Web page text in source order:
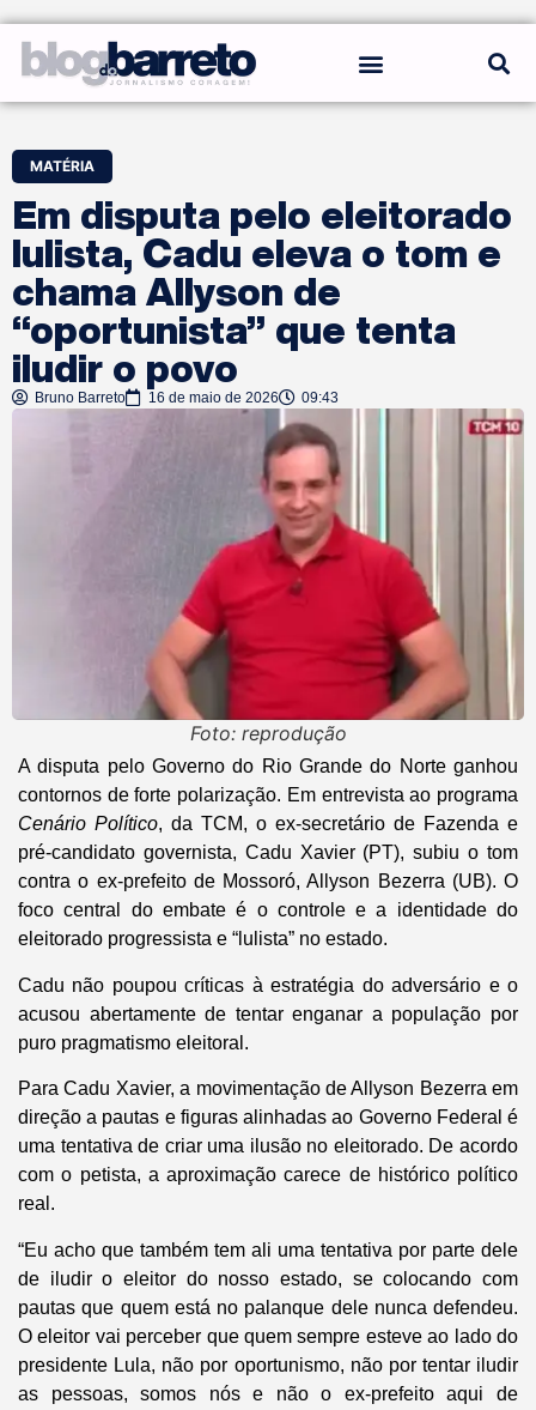
MATÉRIA
Em disputa pelo eleitorado
lulista, Cadu eleva o tom e
chama Allyson de
“oportunista” que tenta
iludir o povo
Bruno Barreto 16 de maio de 2026 09:43
Foto: reprodução
A disputa pelo Governo do Rio Grande do Norte ganhou
contornos de forte polarização. Em entrevista ao programa
Cenário Político, da TCM, o ex-secretário de Fazenda e
pré-candidato governista, Cadu Xavier (PT), subiu o tom
contra o ex-prefeito de Mossoró, Allyson Bezerra (UB). O
foco central do embate é o controle e a identidade do
eleitorado progressista e “lulista” no estado.
Cadu não poupou críticas à estratégia do adversário e o
acusou abertamente de tentar enganar a população por
puro pragmatismo eleitoral.
Para Cadu Xavier, a movimentação de Allyson Bezerra em
direção a pautas e figuras alinhadas ao Governo Federal é
uma tentativa de criar uma ilusão no eleitorado. De acordo
com o petista, a aproximação carece de histórico político
real.
“Eu acho que também tem ali uma tentativa por parte dele
de iludir o eleitor do nosso estado, se colocando com
pautas que quem está no palanque dele nunca defendeu.
O eleitor vai perceber que quem sempre esteve ao lado do
presidente Lula, não por oportunismo, não por tentar iludir
as pessoas, somos nós e não o ex-prefeito aqui de